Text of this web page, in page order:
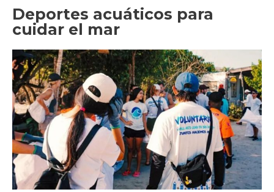
Deportes acuáticos para
cuidar el mar